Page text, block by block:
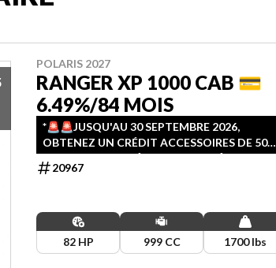
POLARIS 2027
RANGER XP 1000 CAB 💳
6.49%/84 MOIS
*🚨️🚨️JUSQU'AU 30 SEPTEMBRE 2026,
OBTENEZ UN CRÉDIT ACCESSOIRES DE 500$
+ FINANCEMENT À 6.49% JUSQU'À 84 MOIS
🚨️🚨️
20967
82 HP 999 CC 1700 lbs